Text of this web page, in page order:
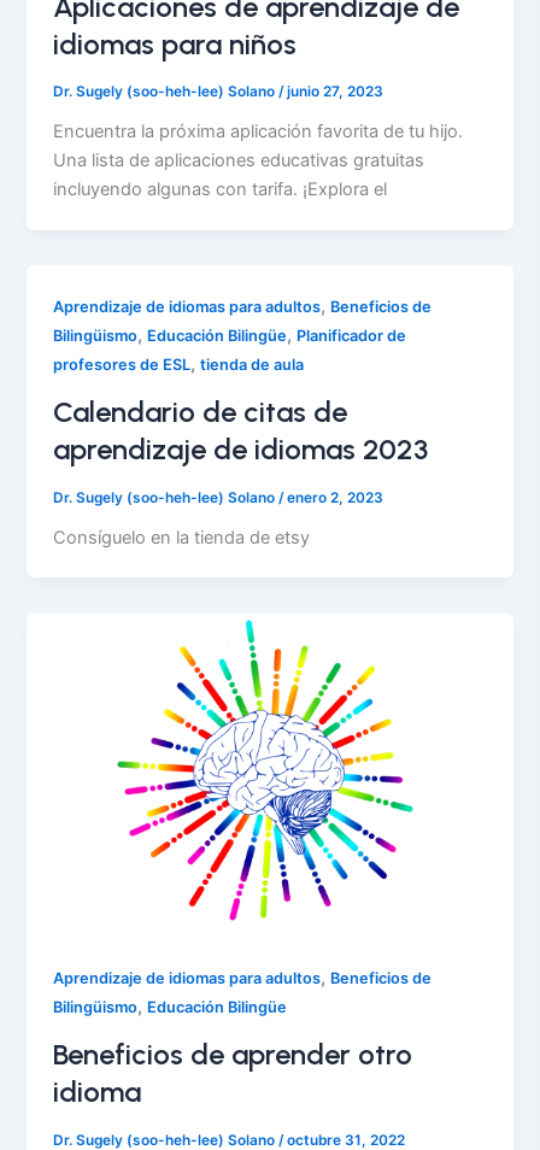
idiomas para niños
Dr. Sugely (soo-heh-lee) Solano/junio 27, 2023
Encuentra la próxima aplicación favorita de tu hijo.
Una lista de aplicaciones educativas gratuitas
incluyendo algunas con tarifa. ¡Explora el
Aprendizaje de idiomas para adultos, Beneficios de
Bilingüismo, Educación Bilingüe, Planificador de
profesores de ESL,tienda de aula
Calendario de citas de
aprendizaje de idiomas 2023
Dr. Sugely (soo-heh-lee) Solano /enero 2, 2023
Consíguelo en la tienda de etsy
Aprendizaje de idiomas para adultos, Beneficios de
Bilingüismo, Educación Bilingüe
Beneficios de aprender otro
idioma
Dr. Sugely (soo-heh-lee) Solano /octubre 31, 2022